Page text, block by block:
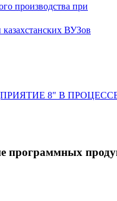
производства при
ВУЗов
8" В